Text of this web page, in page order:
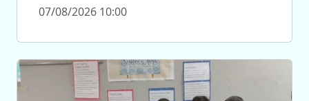
07/08/2026 10:00